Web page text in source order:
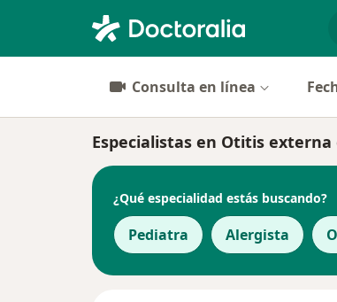
Consulta en línea
Especialistas en Otitis
¿Qué especialidad estás buscando?
Pediatra Alergista